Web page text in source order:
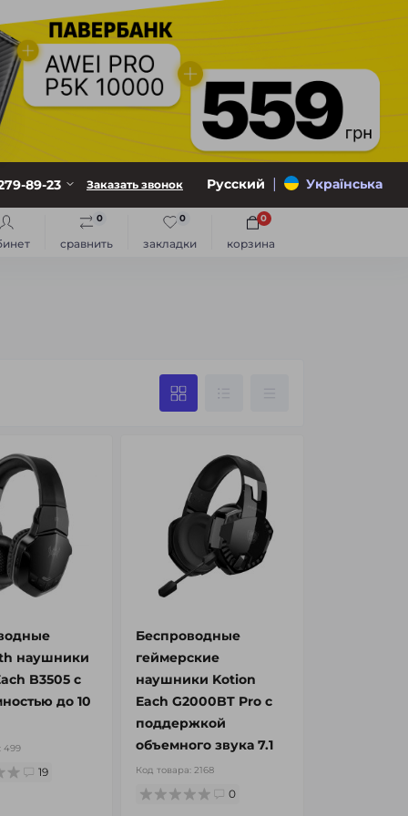
89-23 Заказать звонок Русский | Українська
сравнить
0
закладки
0
корзина
0
наушники
B3505 с
до 10
499
19
Беспроводные
геймерские
наушники Kotion
Each G2000BT Pro с
поддержкой
объемного звука 7.1
Код товара:2168
0